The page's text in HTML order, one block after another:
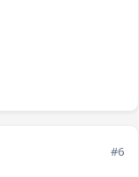
#6